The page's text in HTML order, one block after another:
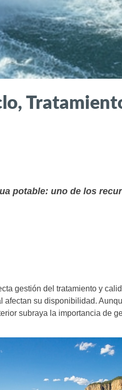
potable: uno de los
gestión del tratamiento y
su disponibilidad.
subraya la importancia de